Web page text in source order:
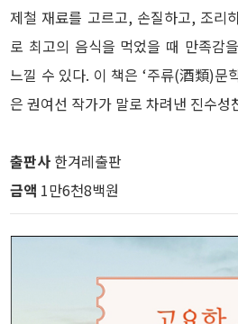
제철 재료를 고르고, 손질하고, 조리
로 최고의 음식을 먹었을 때 만족감
느낄 수 있다. 이 책은 ‘주류(酒類)문
은 권여선 작가가 말로 차려낸 진수성
출판사 한겨레출판
금액 1만6천8백원